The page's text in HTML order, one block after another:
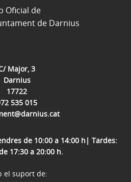
Major, 3
Darnius
17722
535 015
de 10:00 a 14:00 h| Tardes:
17:30 a 20:00 h.
Oficial de
de Darnius
el suport de: